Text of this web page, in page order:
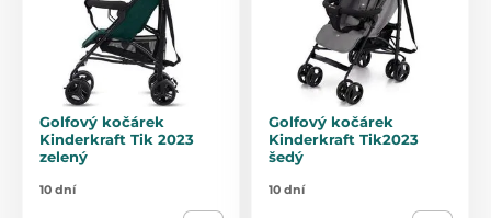
Golfový kočárek
Kinderkraft Tik 2023
zelený
10 dní
Golfový kočárek
Kinderkraft Tik2023
šedý
10 dní